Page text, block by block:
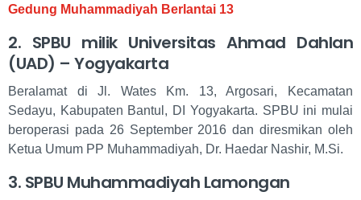
Gedung Muhammadiyah Berlantai 13
2. SPBU milik Universitas Ahmad Dahlan
(UAD) – Yogyakarta
Beralamat di Jl. Wates Km. 13, Argosari, Kecamatan
Sedayu, Kabupaten Bantul, DI Yogyakarta. SPBU ini mulai
beroperasi pada 26 September 2016 dan diresmikan oleh
Ketua Umum PP Muhammadiyah, Dr. Haedar Nashir, M.Si.
3. SPBU Muhammadiyah Lamongan